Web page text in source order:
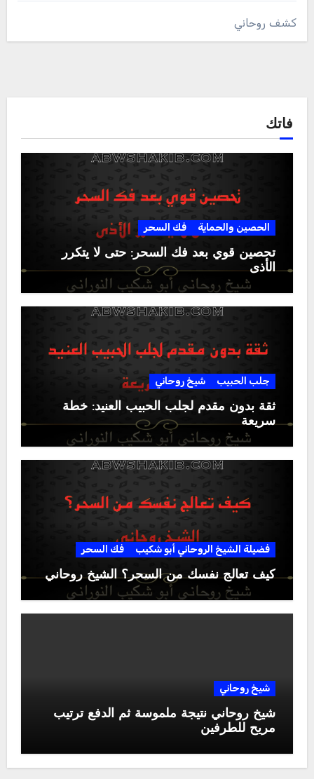
كشف روحاني
فاتك
الحصين والحماية فك السحر
تحصين قوي بعد فك السحر: حتى لا يتكرر
الأذى
جلب الحبيب شيخ روحاني
ثقة بدون مقدم لجلب الحبيب العنيد: خطة
سريعة
فضيلة الشيخ الروحاني أبو شكيب فك السحر
كيف تعالج نفسك من السحر؟ الشيخ روحاني
شيخ روحاني
شيخ روحاني نتيجة ملموسة ثم الدفع ترتيب
مريح للطرفين